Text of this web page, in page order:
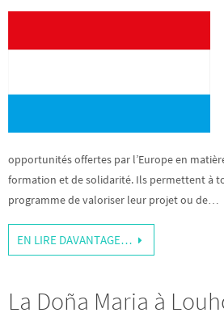
opportunités offertes par l’Europe en
formation et de solidarité. Ils permettent à
programme de valoriser leur projet ou de…
EN LIRE DAVANTAGE…
La Doña Maria à